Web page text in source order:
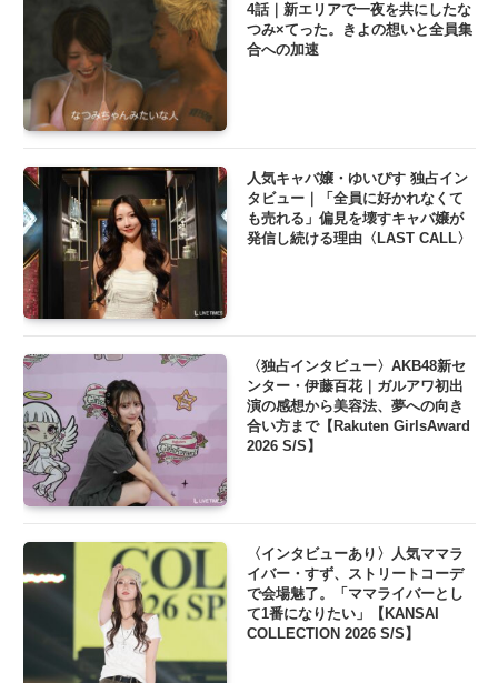
4話｜新エリアで一夜を共にしたな
つみ×てった。きよの想いと全員集
合への加速
人気キャバ嬢・ゆいぴす 独占イン
タビュー｜「全員に好かれなくて
も売れる」偏見を壊すキャバ嬢が
発信し続ける理由〈LAST CALL〉
〈独占インタビュー〉AKB48新セ
ンター・伊藤百花｜ガルアワ初出
演の感想から美容法、夢への向き
合い方まで【Rakuten GirlsAward
2026 S/S】
〈インタビューあり〉人気ママラ
イバー・すず、ストリートコーデ
で会場魅了。「ママライバーとし
て1番になりたい」【KANSAI
COLLECTION 2026 S/S】